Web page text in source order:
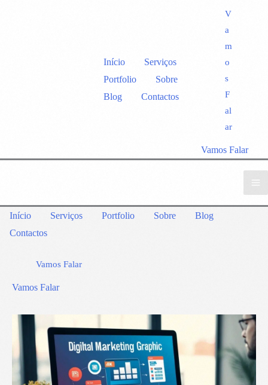
Início
Serviços
Portfolio
Sobre
Blog
Contactos
V
a
m
o
s
F
al
ar
Vamos Falar
Início Serviços Portfolio Sobre
Blog
Contactos
Vamos Falar
Vamos Falar